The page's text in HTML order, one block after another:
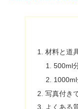
材料と道
500ml
写真付き
よくある